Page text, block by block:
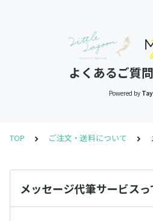
よくある
Powered by
TOP ご注文・送料について
メッセージ代筆サービスっ